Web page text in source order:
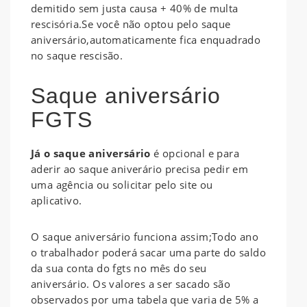
demitido sem justa causa + 40% de multa
rescisória.Se você não optou pelo saque
aniversário,automaticamente fica enquadrado
no saque rescisão.
Saque aniversário
FGTS
Já o saque aniversário é opcional e para
aderir ao saque aniverário precisa pedir em
uma agência ou solicitar pelo site ou
aplicativo.
O saque aniversário funciona assim;Todo ano
o trabalhador poderá sacar uma parte do saldo
da sua conta do fgts no mês do seu
aniversário. Os valores a ser sacado são
observados por uma tabela que varia de 5% a